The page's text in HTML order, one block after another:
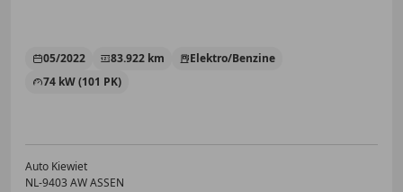
05/2022 83.922 km
Elektro/Benzine
74 kW (101 PK)
Auto Kiewiet
NL-9403 AW ASSEN